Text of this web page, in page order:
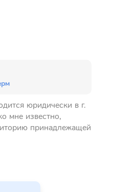
юридически в г.
мне известно,
принадлежащей